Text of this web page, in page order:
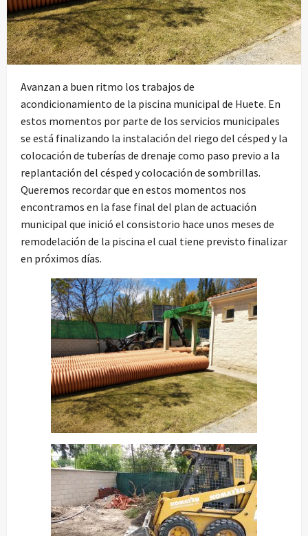
Avanzan a buen ritmo los trabajos de
acondicionamiento de la piscina municipal de Huete. En
estos momentos por parte de los servicios municipales
se está finalizando la instalación del riego del césped y la
colocación de tuberías de drenaje como paso previo a la
replantación del césped y colocación de sombrillas.
Queremos recordar que en estos momentos nos
encontramos en la fase final del plan de actuación
municipal que inició el consistorio hace unos meses de
remodelación de la piscina el cual tiene previsto finalizar
en próximos días.